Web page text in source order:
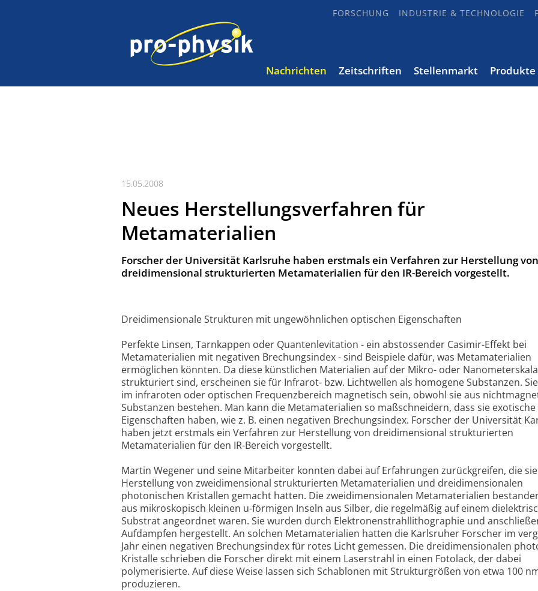
FORSCHUNG INDUSTRIE & TECHNOLOGIE
Nachrichten Zeitschriften Stellenmarkt Produkte
15.05.2008
Neues Herstellungsverfahren für
Metamaterialien
Forscher der Universität Karlsruhe haben erstmals ein Verfahren zur Herstellung von
dreidimensional strukturierten Metamaterialien für den IR-Bereich vorgestellt.
Dreidimensionale Strukturen mit ungewöhnlichen optischen Eigenschaften
Perfekte Linsen, Tarnkappen oder Quantenlevitation - ein abstossender Casimir-Effekt bei
Metamaterialien mit negativen Brechungsindex - sind Beispiele dafür, was Metamaterialien
ermöglichen könnten. Da diese künstlichen Materialien auf der Mikro- oder Nanometerskala
strukturiert sind, erscheinen sie für Infrarot- bzw. Lichtwellen als homogene Substanzen.
im infraroten oder optischen Frequenzbereich magnetisch sein, obwohl sie aus
Substanzen bestehen. Man kann die Metamaterialien so maßschneidern, dass sie
Eigenschaften haben, wie z. B. einen negativen Brechungsindex. Forscher der Universität
haben jetzt erstmals ein Verfahren zur Herstellung von dreidimensional strukturierten
Metamaterialien für den IR-Bereich vorgestellt.
Martin Wegener und seine Mitarbeiter konnten dabei auf Erfahrungen zurückgreifen, die
Herstellung von zweidimensional strukturierten Metamaterialien und dreidimensionalen
photonischen Kristallen gemacht hatten. Die zweidimensionalen Metamaterialien
aus mikroskopisch kleinen u-förmigen Inseln aus Silber, die regelmäßig auf einem
Substrat angeordnet waren. Sie wurden durch Elektronenstrahllithographie und
Aufdampfen hergestellt. An solchen Metamaterialien hatten die Karlsruher Forscher im
Jahr einen negativen Brechungsindex für rotes Licht gemessen. Die dreidimensionalen
Kristalle schrieben die Forscher direkt mit einem Laserstrahl in einen Fotolack, der dabei
polymerisierte. Auf diese Weise lassen sich Schablonen mit Strukturgrößen von etwa 100
produzieren.